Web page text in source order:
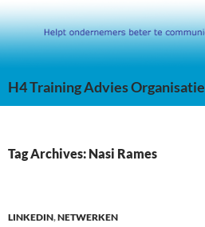
Skip
to
content
H4 Training Advies Organisatie
Tag Archives: Nasi Rames
LINKEDIN,NETWERKEN